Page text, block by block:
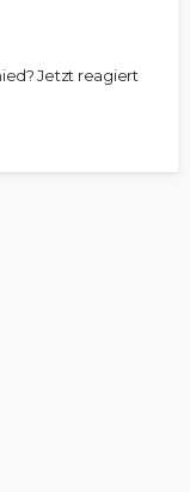
Jetzt reagiert